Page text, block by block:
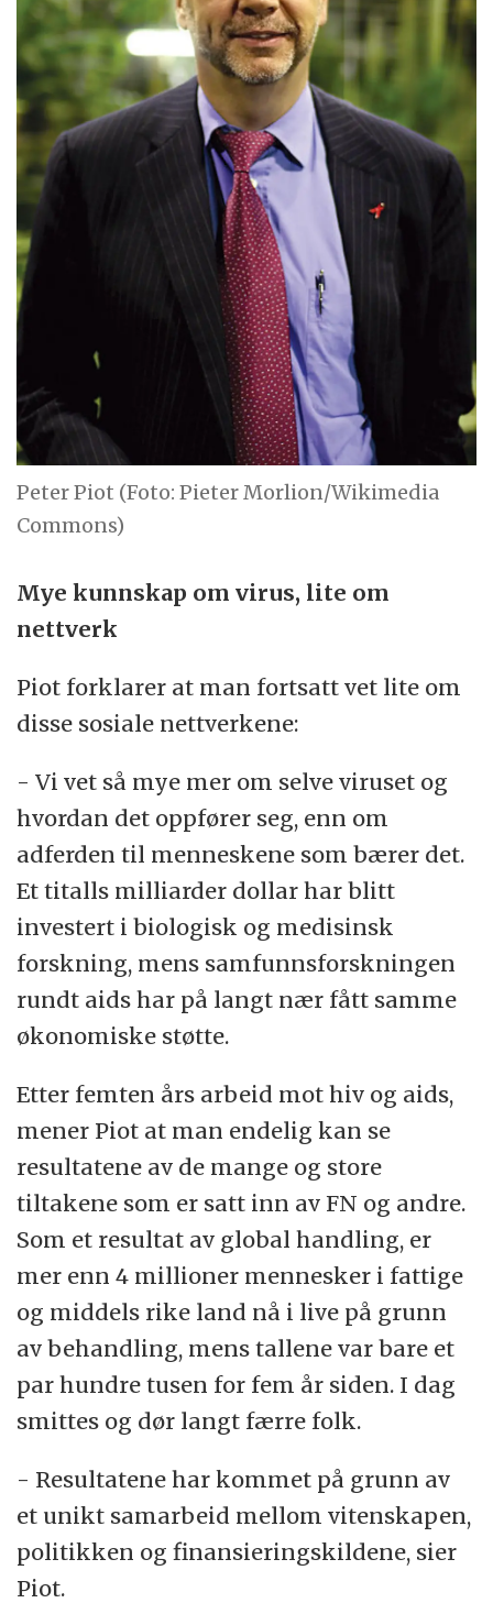
Peter Piot (Foto: Pieter Morlion/Wikimedia
Commons)
Mye kunnskap om virus, lite om
nettverk
Piot forklarer at man fortsatt vet lite om
disse sosiale nettverkene:
- Vi vet så mye mer om selve viruset og
hvordan det oppfører seg, enn om
adferden til menneskene som bærer det.
Et titalls milliarder dollar har blitt
investert i biologisk og medisinsk
forskning, mens samfunnsforskningen
rundt aids har på langt nær fått samme
økonomiske støtte.
Etter femten års arbeid mot hiv og aids,
mener Piot at man endelig kan se
resultatene av de mange og store
tiltakene som er satt inn av FN og andre.
Som et resultat av global handling, er
mer enn 4 millioner mennesker i fattige
og middels rike land nå i live på grunn
av behandling, mens tallene var bare et
par hundre tusen for fem år siden. I dag
smittes og dør langt færre folk.
- Resultatene har kommet på grunn av
et unikt samarbeid mellom vitenskapen,
politikken og finansieringskildene, sier
Piot.